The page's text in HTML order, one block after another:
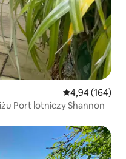
Średnia
4,94 (164)
Apartament typu studio w pobliżu Port lotniczy Shannon